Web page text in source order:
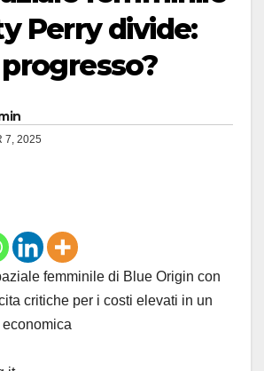
Perry divide:
7, 2025
femminile di Blue Origin con
critiche per i costi elevati in un